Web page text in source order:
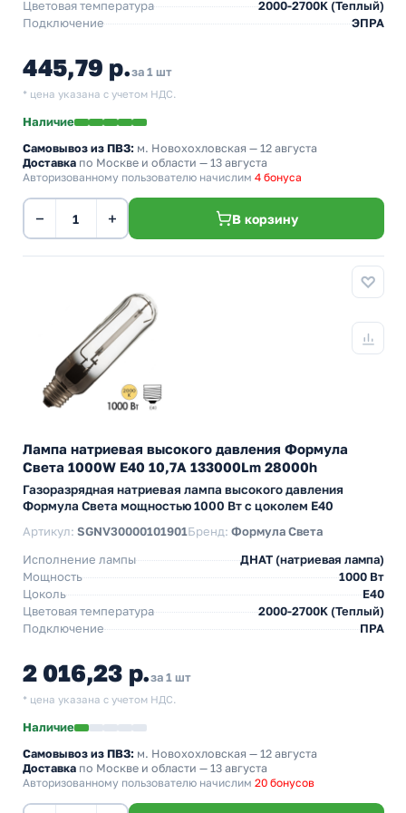
Цветовая температура
2000-2700K (Теплый)
Подключение
ЭПРА
445,79 р.за 1 шт
* цена указана с учетом НДС.
Наличие
Самовывоз из ПВЗ: м. Новохохловская — 12 августа
Доставка по Москве и области — 13 августа
Авторизованному пользователю начислим 4 бонуса
− + В корзину
Лампа натриевая высокого давления Формула
Света 1000W E40 10,7A 133000Lm 28000h
Газоразрядная натриевая лампа высокого давления
Формула Света мощностью 1000 Вт с цоколем E40
Артикул: SGNV30000101901Бренд: Формула Света
Исполнение лампы
ДНАТ (натриевая лампа)
Мощность
1000 Вт
Цоколь
E40
Цветовая температура
2000-2700K (Теплый)
Подключение
ПРА
2 016,23 р.за 1 шт
* цена указана с учетом НДС.
Наличие
Самовывоз из ПВЗ: м. Новохохловская — 12 августа
Доставка по Москве и области — 13 августа
Авторизованному пользователю начислим 20 бонусов